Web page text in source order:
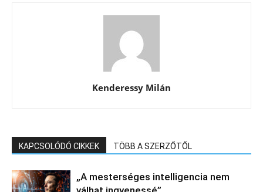
Kenderessy Milán
KAPCSOLÓDÓ CIKKEK TÖBB A SZERZŐTŐL
„A mesterséges intelligencia nem